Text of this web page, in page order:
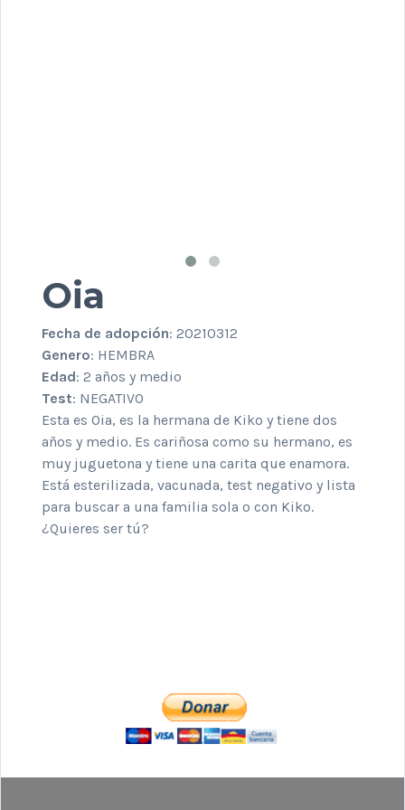
Oia
Fecha de adopción: 20210312
Genero: HEMBRA
Edad: 2 años y medio
Test: NEGATIVO
Esta es Oia, es la hermana de Kiko y tiene dos
años y medio. Es cariñosa como su hermano, es
muy juguetona y tiene una carita que enamora.
Está esterilizada, vacunada, test negativo y lista
para buscar a una familia sola o con Kiko.
¿Quieres ser tú?